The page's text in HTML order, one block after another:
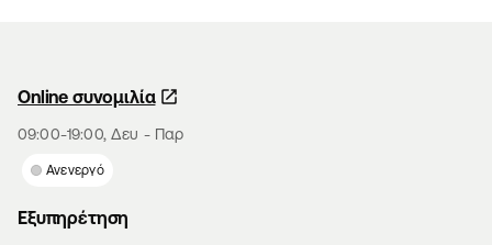
Online συνομιλία
09:00-19:00, Δευ - Παρ
Ανενεργό
Εξυπηρέτηση